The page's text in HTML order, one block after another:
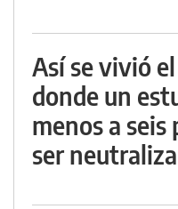
Así se vivió
donde un
menos a seis
ser